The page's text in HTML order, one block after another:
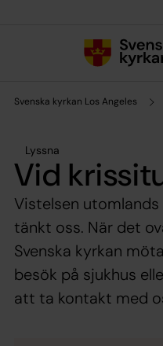
Svenska kyrkan Los Angeles
Lyssna
Vid
Vistelsen
tänkt oss. När det
Svenska kyrkan
besök på sjukhus
att ta kontakt med